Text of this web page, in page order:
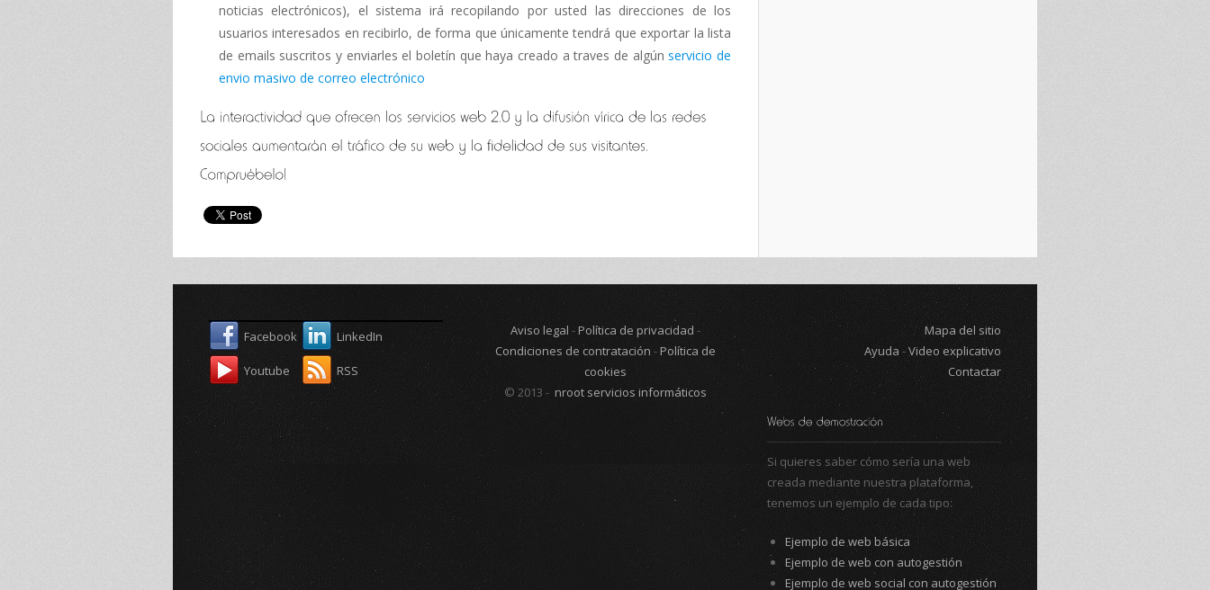
noticias electrónicos), el sistema irá recopilando por usted las direcciones de los
usuarios interesados en recibirlo, de forma que únicamente tendrá que exportar la lista
de emails suscritos y enviarles el boletín que haya creado a traves de algúnservicio de
envio masivo de correo electrónico
Facebook LinkedIn
Youtube RSS
Aviso legal -Política de privacidad -
Condiciones de contratación -Política de
cookies
© 2013 - nroot servicios informáticos
Mapa del sitio
Ayuda-Video explicativo
Contactar
Si quieres saber cómo sería una web
creada mediante nuestra plataforma,
tenemos un ejemplo de cada tipo:
Ejemplo de web básica
Ejemplo de web con autogestión
Ejemplo de web social con autogestión